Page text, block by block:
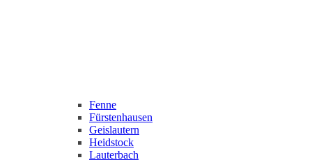
Fenne
Fürstenhausen
Geislautern
Heidstock
Lauterbach